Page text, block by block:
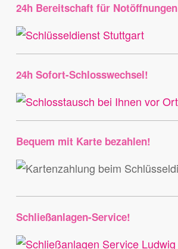
24h Bereitschaft für Notöffnungen
24h Sofort-Schlosswechsel!
Bequem mit Karte bezahlen!
Schließanlagen-Service!